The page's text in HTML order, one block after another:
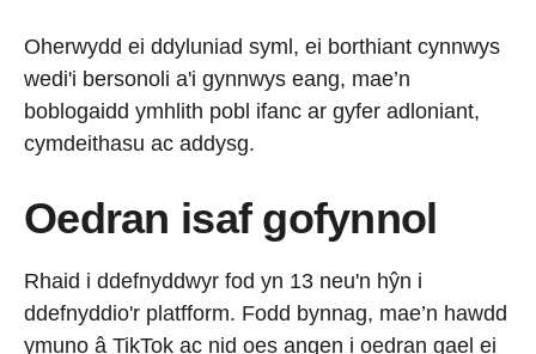
Oherwydd ei ddyluniad syml, ei borthiant cynnwys
wedi'i bersonoli a'i gynnwys eang, mae’n
boblogaidd ymhlith pobl ifanc ar gyfer adloniant,
cymdeithasu ac addysg.
Oedran isaf gofynnol
Rhaid i ddefnyddwyr fod yn 13 neu'n hŷn i
ddefnyddio'r platfform. Fodd bynnag, mae’n hawdd
ymuno â TikTok ac nid oes angen i oedran gael ei